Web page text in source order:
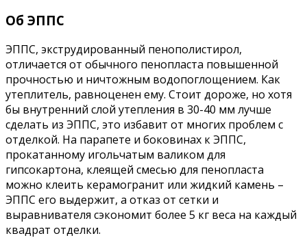
Об ЭППС
ЭППС, экструдированный пенополистирол,
отличается от обычного пенопласта повышенной
прочностью и ничтожным водопоглощением. Как
утеплитель, равноценен ему. Стоит дороже, но хотя
бы внутренний слой утепления в 30-40 мм лучше
сделать из ЭППС, это избавит от многих проблем с
отделкой. На парапете и боковинах к ЭППС,
прокатанному игольчатым валиком для
гипсокартона, клеящей смесью для пенопласта
можно клеить керамогранит или жидкий камень –
ЭППС его выдержит, а отказ от сетки и
выравнивателя сэкономит более 5 кг веса на каждый
квадрат отделки.